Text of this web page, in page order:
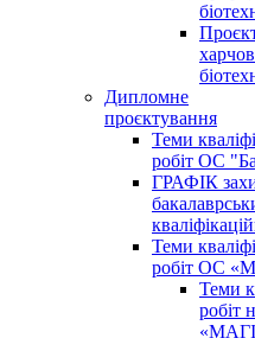
Дипломне
проєктування
Теми
робіт ОС
ГРАФІК
Теми
робіт ОС
Теми
робіт